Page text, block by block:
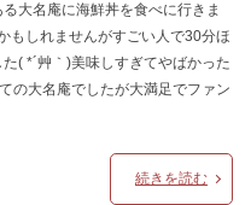
大名庵に海鮮丼を食べに行きま
もしれませんがすごい人で30分ほ
( *´艸｀)美味しすぎてやばかった
大名庵でしたが大満足でファン
続きを読む